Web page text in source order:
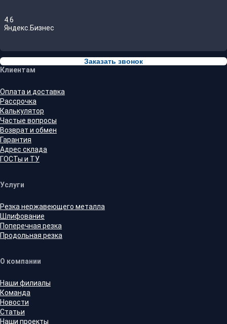
4.6
Яндекс.Бизнес
Заказать звонок
Клиентам
Оплата и доставка
Рассрочка
Калькулятор
Частые вопросы
Возврат и обмен
Гарантия
Адрес склада
ГОСТы и ТУ
Услуги
Резка нержавеющего металла
Шлифование
Поперечная резка
Продольная резка
О компании
Наши филиалы
Команда
Новости
Статьи
Наши проекты